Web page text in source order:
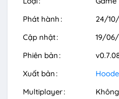
Phát hành
24/
Cập nhật
19/
Phiên bản
Xuất bản
Multiplayer